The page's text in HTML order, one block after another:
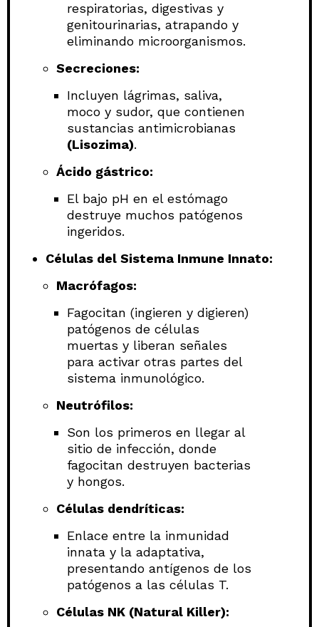
respiratorias, digestivas y
genitourinarias, atrapando y
eliminando microorganismos.
Secreciones:
Incluyen lágrimas, saliva,
moco y sudor, que contienen
sustancias antimicrobianas
(Lisozima).
Ácido gástrico:
El bajo pH en el estómago
destruye muchos patógenos
ingeridos.
Células del Sistema Inmune Innato:
Macrófagos:
Fagocitan (ingieren y digieren)
patógenos de células
muertas y liberan señales
para activar otras partes del
sistema inmunológico.
Neutrófilos:
Son los primeros en llegar al
sitio de infección, donde
fagocitan destruyen bacterias
y hongos.
Células dendríticas:
Enlace entre la inmunidad
innata y la adaptativa,
presentando antígenos de los
patógenos a las células T.
Células NK (Natural Killer):